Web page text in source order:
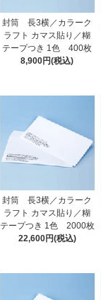
封筒 長3横／カラーク
ラフト カマス貼り／糊
テープつき 1色 400枚
8,900円(税込)
封筒 長3横／カラーク
ラフト カマス貼り／糊
テープつき 1色 2000枚
22,600円(税込)